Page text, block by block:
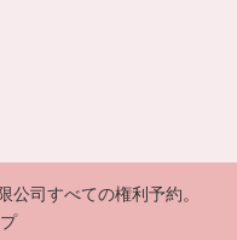
公司すべての権利予約。